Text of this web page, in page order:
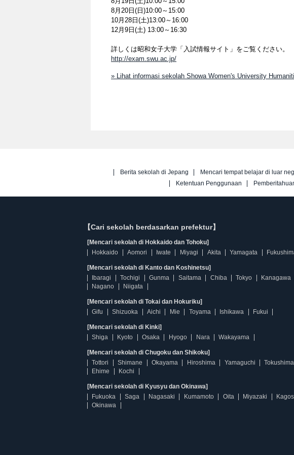
8月20日(日)10:00～15:00
10月28日(土)13:00～16:00
12月9日(土) 13:00～16:30
詳しくは昭和女子大学「入試情報サイト」をご覧ください。
http://exam.swu.ac.jp/
» Lihat informasi sekolah Showa Women's University
Berita sekolah di Jepang Mencari tempat belajar di luar
Ketentuan Penggunaan
【Cari sekolah berdasarkan prefektur】
[Mencari sekolah di Hokkaido dan Tohoku]
Hokkaido
Aomori Iwate Miyagi Akita Yamagata
[Mencari sekolah di Kanto dan Koshinetsu]
Ibaragi
Tochigi Gunma Saitama Chiba Tokyo Kanagawa
Nagano
Niigata
[Mencari sekolah di Tokai dan Hokuriku]
Gifu
Shizuoka Aichi Mie Toyama Ishikawa Fukui
[Mencari sekolah di Kinki]
Shiga
Kyoto Osaka Hyogo Nara Wakayama
[Mencari sekolah di Chugoku dan Shikoku]
Tottori
Shimane Okayama Hiroshima Yamaguchi Tokushima
Ehime
Kochi
[Mencari sekolah di Kyusyu dan Okinawa]
Fukuoka
Saga Nagasaki Kumamoto Oita Miyazaki
Okinawa